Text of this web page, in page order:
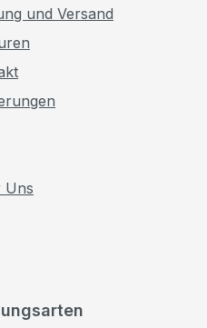
und Versand
Uns